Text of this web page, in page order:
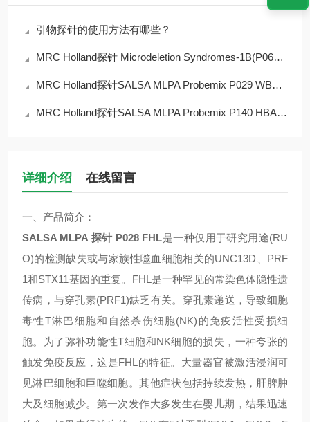
引物探针的使用方法有哪些？
MRC Holland探针 Microdeletion Syndromes-1B(P064)产品推介
MRC Holland探针SALSA MLPA Probemix P029 WBS(P029)产品推介
MRC Holland探针SALSA MLPA Probemix P140 HBA(P140)产品推介
详细介绍 在线留言
一、 产品简介：
SALSA MLPA 探针 P028 FHL是一种仅用于研究用途(RU
O)的检测缺失或与家族性噬血细胞相关的UNC13D
PRF
1和STX11基因的重复。 FHL 是一种罕见的常染色体隐性遗
传病，与穿孔素(PRF1)缺乏有关。穿孔素递送，导致细胞
毒性T淋巴细胞和自然杀伤细胞(NK) 的免疫活性受损细
胞。为了弥补功能性T细胞和NK细胞的损失，一种夸张的
触发免疫反应，这是FHL 的特征。大量器官被激活浸润可
见淋巴细胞和巨噬细胞。其他症状包括持续发热，肝脾肿
大及细胞减少。第一次发作大多发生在婴儿期，结果迅速